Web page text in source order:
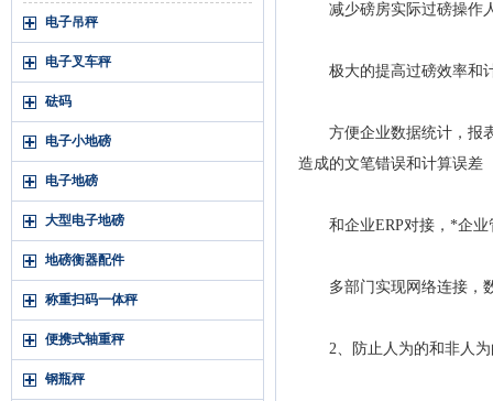
电子吊秤
电子叉车秤
砝码
电子小地磅
电子地磅
大型电子地磅
地磅衡器配件
称重扫码一体秤
便携式轴重秤
钢瓶秤
减少磅房实际过磅操作
极大的提高过磅效率和
方便企业数据统计，报表
造成的文笔错误和计算误差
和企业ERP对接，*企业
多部门实现网络连接，数
2、防止人为的和非人为